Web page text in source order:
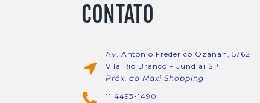
CONTATO
Av. Antônio Frederico Ozanan, 5762
Vila Rio Branco – Jundiai SP
Próx. ao Maxi Shopping
11 4493-1490